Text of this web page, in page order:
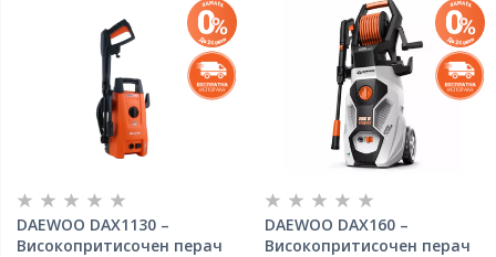
DAEWOO DAX1130 –
Високопритисочен перач
DAEWOO DAX160 –
Високопритисочен перач